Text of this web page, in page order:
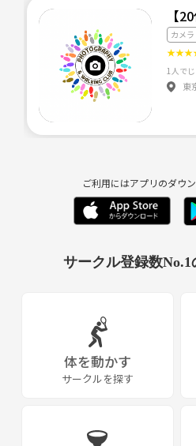
あとはどこかの地域の料理食べに行
学、お散歩、パン屋さん巡り、カフェ
タルスペースでテーマ決めたイベント
などなどしたいなと考えています♪
サークルは承認制です。
下記応募条件をご確認いただき、申請
・1975～95年度生まれ
・ノンスモーカー
・ビジネスや宗教、営業など勧誘一切
で参加はお控えください。
※一切関わりありませんし勧誘しませ
・サークル参加時はマスクの着用をお
・協力してイベントをよくしていくコ
【
カメ
★★★
東
ご利用にはアプリのダウ
サークル登録数No.1
体を動かす
サークルを探す